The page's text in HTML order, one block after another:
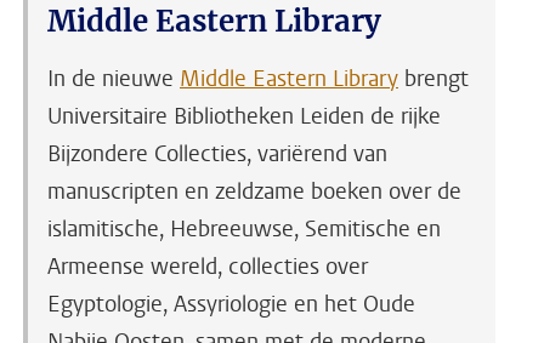
Middle Eastern Library
In de nieuwe Middle Eastern Library brengt
Universitaire Bibliotheken Leiden de rijke
Bijzondere Collecties, variërend van
manuscripten en zeldzame boeken over de
islamitische, Hebreeuwse, Semitische en
Armeense wereld, collecties over
Egyptologie, Assyriologie en het Oude